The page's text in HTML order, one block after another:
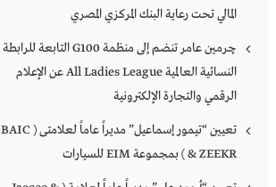
المالي تحت رعاية البنك المركزي المصري
چرمين عامر تنضم إلى منظمة G100 التابعة للرابطة
النسائية العالمية All Ladies League عن الإعلام
الرقمي والتجارة الإلكترونية
تعيين “تيمور إسماعيل” مديراً عاماً لعلامتى ( BAIC
& ZEEKR ) بمجموعة EIM للسيارات